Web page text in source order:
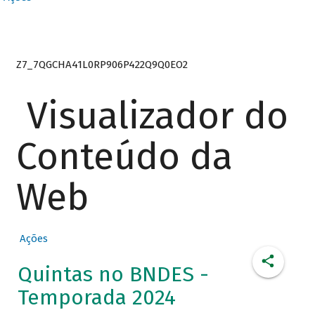
Z7_7QGCHA41L0RP906P422Q9Q0EO2
Visualizador do
Conteúdo da
Web
Ações
Quintas no BNDES -
Temporada 2024